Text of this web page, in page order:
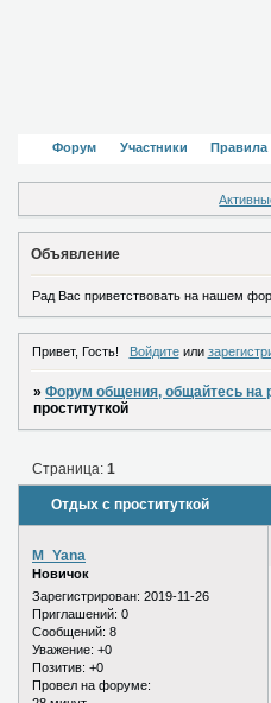
Форум Участники Правила
Объявление
Рад Вас приветствовать на нашем
Привет, Гость! Войдитеили
»Форум общения, общайтесь на
проституткой
Отдых с проституткой
Страница:1
M_Yana
Новичок
Зарегистрирован: 2019-11-26
Приглашений: 0
Сообщений: 8
Уважение: +0
Позитив: +0
Провел на форуме: